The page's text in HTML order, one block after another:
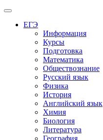
Меню
ЕГЭ
Информация
Курсы
Подготовка
Математика
Обществознание
Русский язык
Физика
История
Английский язык
Химия
Биология
Литература
География